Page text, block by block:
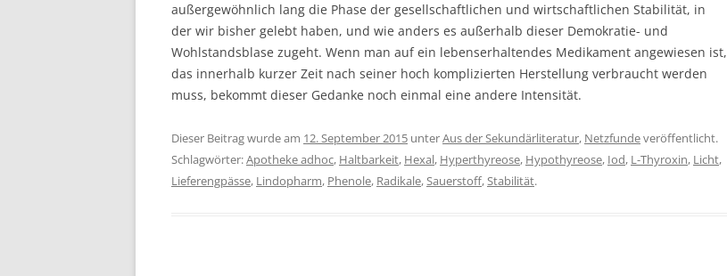
außergewöhnlich lang die Phase der gesellschaftlichen und wirtschaftlichen Stabilität, in
der wir bisher gelebt haben, und wie anders es außerhalb dieser Demokratie- und
Wohlstandsblase zugeht. Wenn man auf ein lebenserhaltendes Medikament angewiesen ist,
das innerhalb kurzer Zeit nach seiner hoch komplizierten Herstellung verbraucht werden
muss, bekommt dieser Gedanke noch einmal eine andere Intensität.
Dieser Beitrag wurde am 12. September 2015 unterAus der Sekundärliteratur, Netzfundeveröffentlicht.
Schlagwörter:Apotheke adhoc, Haltbarkeit, Hexal, Hyperthyreose, Hypothyreose, Iod, L-Thyroxin, Licht,
Lieferengpässe, Lindopharm, Phenole, Radikale,Sauerstoff,Stabilität.